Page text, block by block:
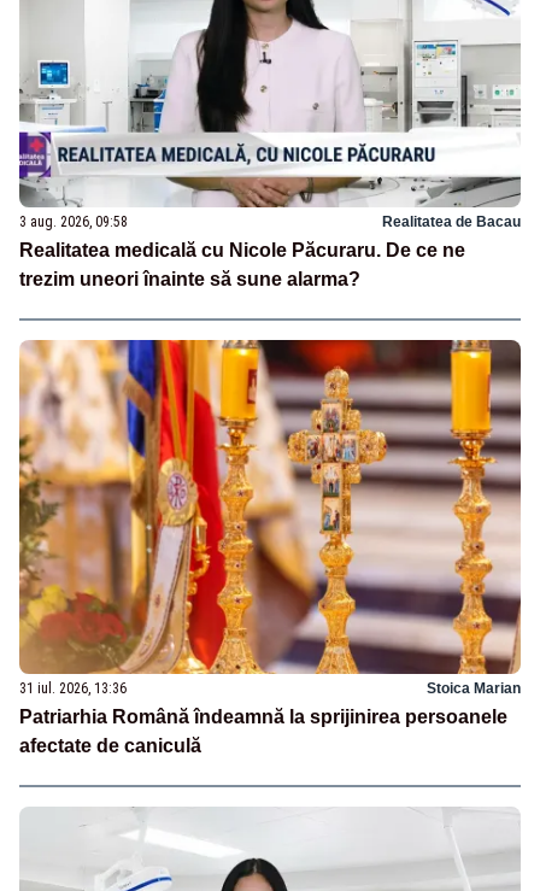
3 aug. 2026, 09:58 Realitatea de Bacau
Realitatea medicală cu Nicole Păcuraru. De ce ne
trezim uneori înainte să sune alarma?
31 iul. 2026, 13:36 Stoica Marian
Patriarhia Română îndeamnă la sprijinirea persoanele
afectate de caniculă